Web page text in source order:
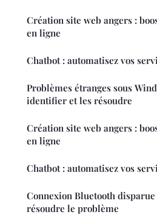
Création site web angers :
en ligne
Chatbot : automatisez vos
Problèmes étranges sous
identifier et les résoudre
Création site web angers :
en ligne
Chatbot : automatisez vos
Connexion Bluetooth disparue
résoudre le problème